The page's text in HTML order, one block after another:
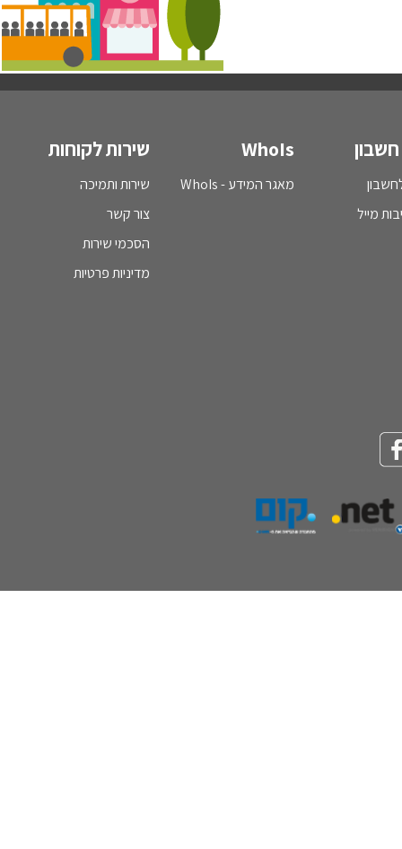
חשבון
מייל
WhoIs
מאגר המידע - WhoIs
שירות לקוחות
שירות ותמיכה
צור קשר
הסכמי שירות
מדיניות פרטיות